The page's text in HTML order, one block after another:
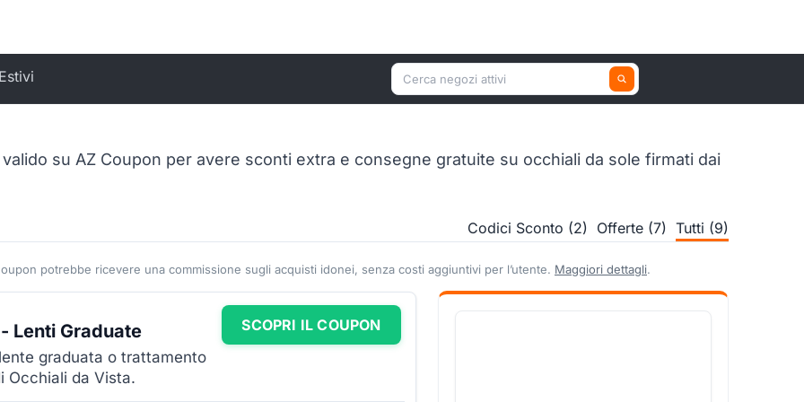
Cerca un negozio attivo
su AZ Coupon per avere sconti extra e consegne gratuite su occhiali da sole firmati dai
Codici Sconto (2) Offerte (7) Tutti (9)
potrebbe ricevere una commissione sugli acquisti idonei, senza costi aggiuntivi per l’utente. Maggiori dettagli.
Lenti Graduate
graduata o trattamento
Occhiali da Vista.
SCOPRI IL COUPON